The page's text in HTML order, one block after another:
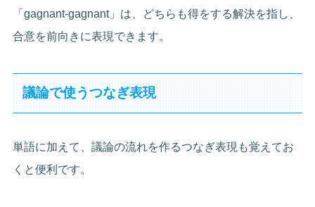
「gagnant-gagnant」は、どちらも得をする解決を指し、
合意を前向きに表現できます。
議論で使うつなぎ表現
単語に加えて、議論の流れを作るつなぎ表現も覚えてお
くと便利です。